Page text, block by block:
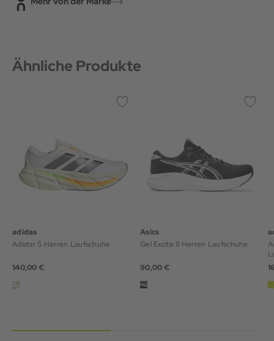
Ähnliche Produkte
adidas
Adistar 5 Herren Laufschuhe
140,00 €
Asics
Gel Excite 11 Herren Laufschuhe
90,00 €